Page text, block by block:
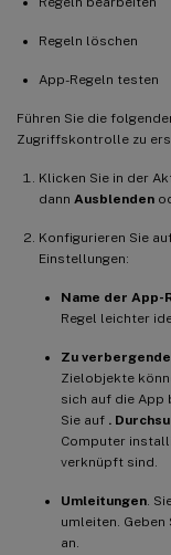
Regeln löschen
App-Regeln testen
Führen Sie die
Zugriffskontrolle zu
Klicken Sie in der
dann Ausblenden
Konfigurieren Sie
Einstellungen:
Name der App-
Regel leichter
Zu
Zielobjekte
sich auf die App
Sie auf .
Computer
verknüpft sind.
Umleitungen .
umleiten. Geben
an.